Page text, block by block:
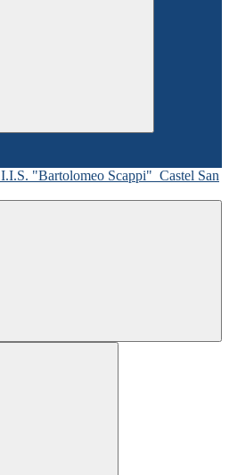
I.I.S. "Bartolomeo Scappi" Castel San